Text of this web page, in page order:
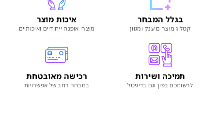
בגלל המבחר
קטלוג מוצרים ענק ומגוון
איכות מוצר
מוצרי אופנה ייחודיים ואיכותיים
תמיכה ושירות
לרשותכם בפון וגם בדיגיטל
רכישה מאובטחת
במבחר רחב של אפשרויות